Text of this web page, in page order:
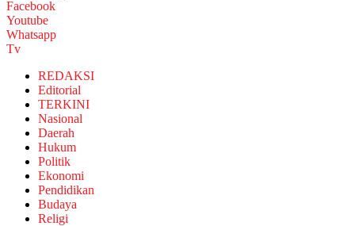
Facebook
Youtube
Whatsapp
Tv
REDAKSI
Editorial
TERKINI
Nasional
Daerah
Hukum
Politik
Ekonomi
Pendidikan
Budaya
Religi